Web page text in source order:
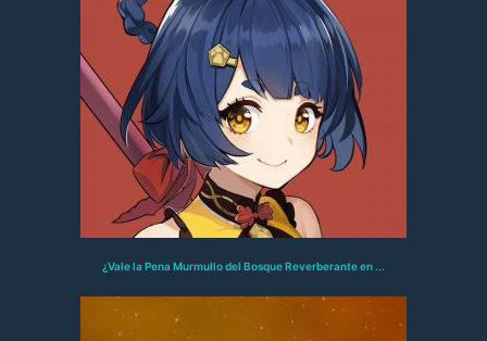
¿Vale la Pena Murmullo del Bosque Reverberante en ...